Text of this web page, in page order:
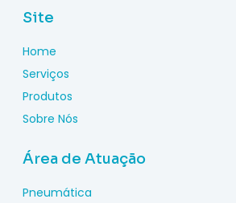
Site
Home
Serviços
Produtos
Sobre Nós
Área de Atuação
Pneumática